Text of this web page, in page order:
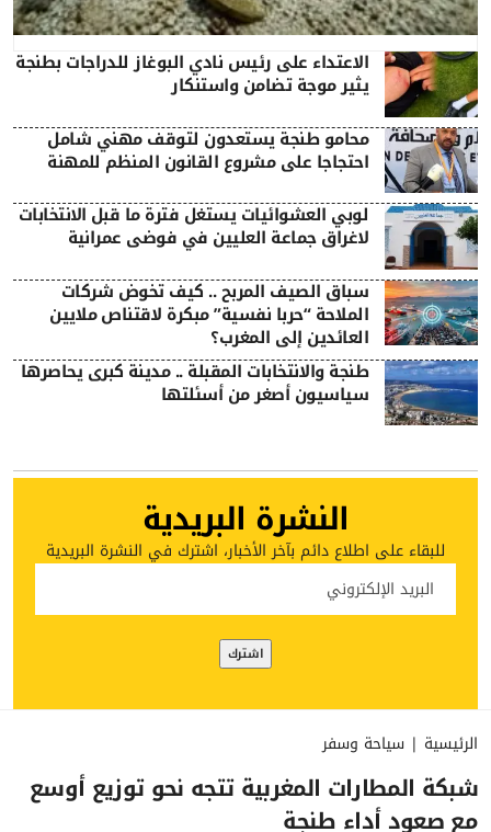
الاعتداء على رئيس نادي البوغاز للدراجات بطنجة
يثير موجة تضامن واستنكار
محامو طنجة يستعدون لتوقف مهني شامل
احتجاجا على مشروع القانون المنظم للمهنة
لوبي العشوائيات يستغل فترة ما قبل الانتخابات
لاغراق جماعة العليين في فوضى عمرانية
سباق الصيف المربح .. كيف تخوض شركات
الملاحة “حربا نفسية” مبكرة لاقتناص ملايين
العائدين إلى المغرب؟
طنجة والانتخابات المقبلة .. مدينة كبرى يحاصرها
سياسيون أصغر من أسئلتها
النشرة البريدية
للبقاء على اطلاع دائم بآخر الأخبار، اشترك في النشرة البريدية
الرئيسية| سياحة وسفر
شبكة المطارات المغربية تتجه نحو توزيع أوسع
مع صعود أداء طنجة